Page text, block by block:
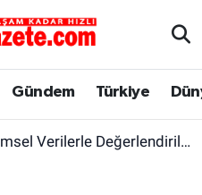
Gündem Türkiye
Verilerle Değerlendirilmeli